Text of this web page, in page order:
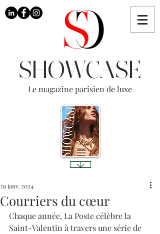
SHOWCASE
Le magazine parisien de luxe
Courriers du cœur
29 janv. 2024
Chaque année, La Poste célèbre la
Saint-Valentin à travers une série de